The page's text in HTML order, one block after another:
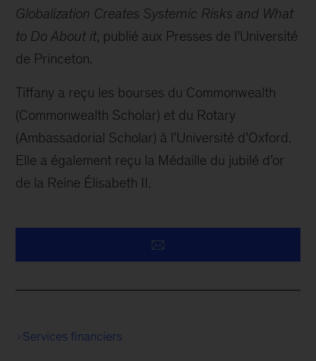
Globalization Creates Systemic Risks and What
to Do About it, publié aux Presses de l’Université
de Princeton.
Tiffany a reçu les bourses du Commonwealth
(Commonwealth Scholar) et du Rotary
(Ambassadorial Scholar) à l’Université d’Oxford.
Elle a également reçu la Médaille du jubilé d’or
de la Reine Élisabeth II.
Services financiers